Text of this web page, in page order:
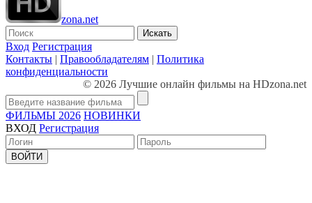
zona.net
Искать
Вход Регистрация
Контакты | Правообладателям | Политика
конфиденциальности
© 2026 Лучшие онлайн фильмы на HDzona.net
ФИЛЬМЫ 2026 НОВИНКИ
ВХОД Регистрация